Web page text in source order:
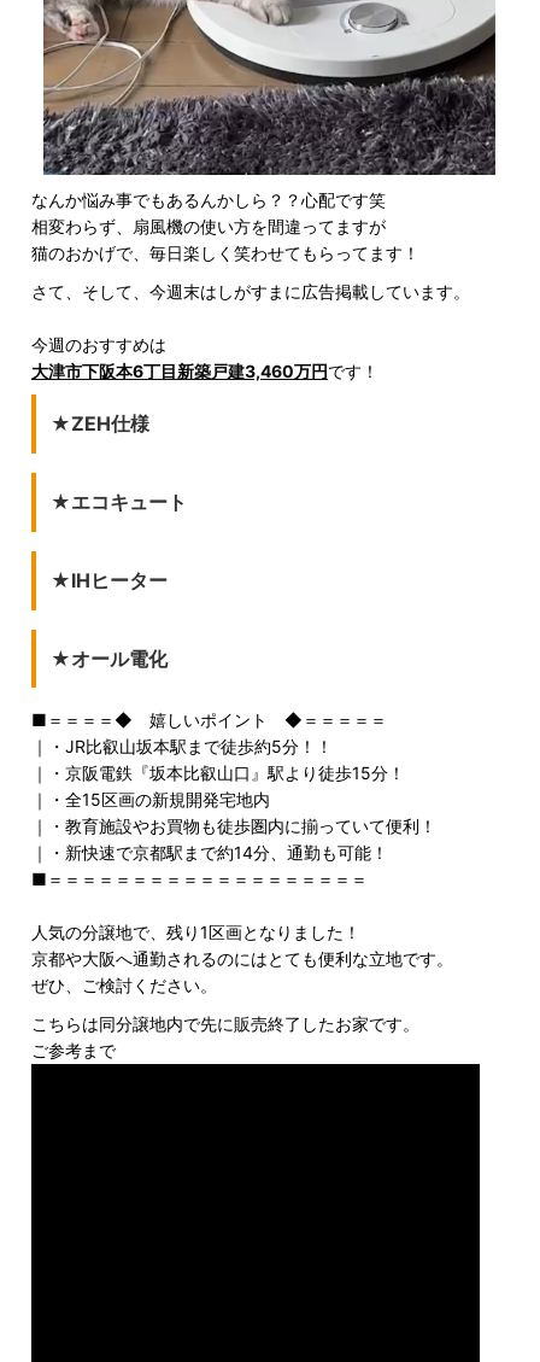
なんか悩み事でもあるんかしら？？心配です笑
相変わらず、扇風機の使い方を間違ってますが
猫のおかげで、毎日楽しく笑わせてもらってます！
さて、そして、今週末はしがすまに広告掲載しています。
今週のおすすめは
大津市下阪本6丁目新築戸建3,460万円です！
★ZEH仕様
★エコキュート
★IHヒーター
★オール電化
■＝＝＝＝◆ 嬉しいポイント ◆＝＝＝＝＝
｜・JR比叡山坂本駅まで徒歩約5分！！
｜・京阪電鉄『坂本比叡山口』駅より徒歩15分！
｜・全15区画の新規開発宅地内
｜・教育施設やお買物も徒歩圏内に揃っていて便利！
｜・新快速で京都駅まで約14分、通勤も可能！
■＝＝＝＝＝＝＝＝＝＝＝＝＝＝＝＝＝＝＝
人気の分譲地で、残り1区画となりました！
京都や大阪へ通勤されるのにはとても便利な立地です。
ぜひ、ご検討ください。
こちらは同分譲地内で先に販売終了したお家です。
ご参考まで